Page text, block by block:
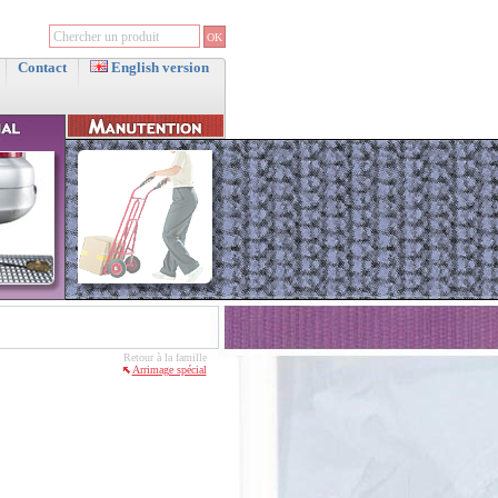
Contact English version
Retour à la famille
Arrimage spécial